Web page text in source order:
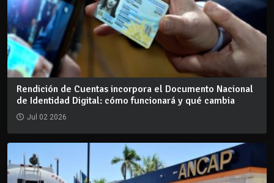
Rendición de Cuentas incorpora el Documento Nacional
de Identidad Digital: cómo funcionará y qué cambia
Jul 02 2026